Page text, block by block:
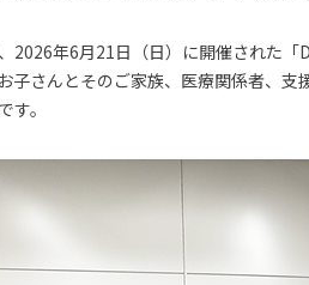
2026年6月21日（日）に開催された「
子さんとそのご家族、医療関係者、
。